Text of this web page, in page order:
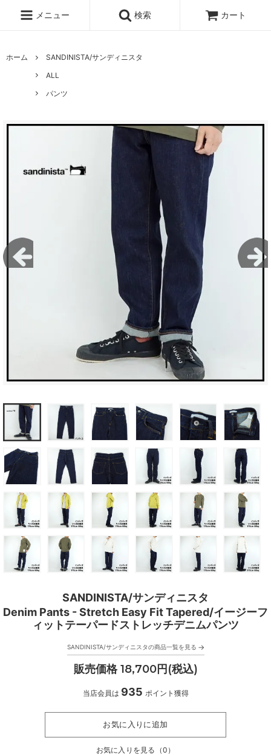
メニュー 検索 カート
ホーム
SANDINISTA/サンディニスタ
ALL
パンツ
SANDINISTA/サンディニスタ
Denim Pants - Stretch Easy Fit Tapered/イージーフ
ィットテーパードストレッチデニムパンツ
SANDINISTA/サンディニスタの商品一覧を見る →
販売価格 18,700円(税込)
当店会員は 935 ポイント獲得
お気に入りに追加
お気に入りを見る（0 ）